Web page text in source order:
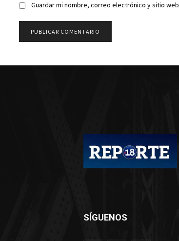
Guardar mi nombre, correo electrónico y sitio
SÍGUENOS